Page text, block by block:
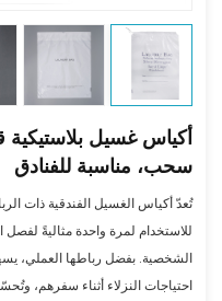
أكياس غسيل بلاستيكية
سحب، مناسبة للفنادق
تُعدّ أكياس الغسيل الفندقية ذات
للاستخدام لمرة واحدة مثاليةً
الشخصية. بفضل رباطها العملي،
احتياجات النزلاء أثناء سفرهم،